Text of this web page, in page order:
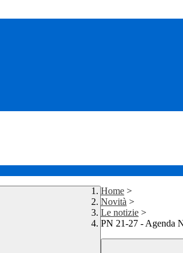
Home >
Novità >
Le notizie >
PN 21-27 - Agenda